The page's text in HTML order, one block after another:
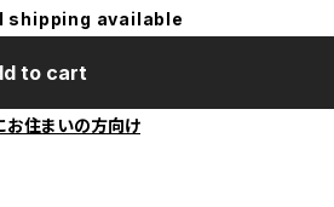
shipping available
to cart
お住まいの方向け